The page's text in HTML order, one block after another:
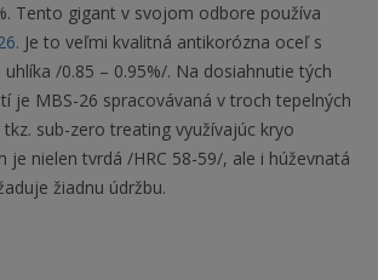
Tento gigant v svojom odbore používa
Je to veľmi kvalitná antikorózna oceľ s
/0.85 – 0.95%/. Na dosiahnutie tých
je MBS-26 spracovávaná v troch tepelných
sub-zero treating využívajúc kryo
je nielen tvrdá /HRC 58-59/, ale i húževnatá
žiadnu údržbu.